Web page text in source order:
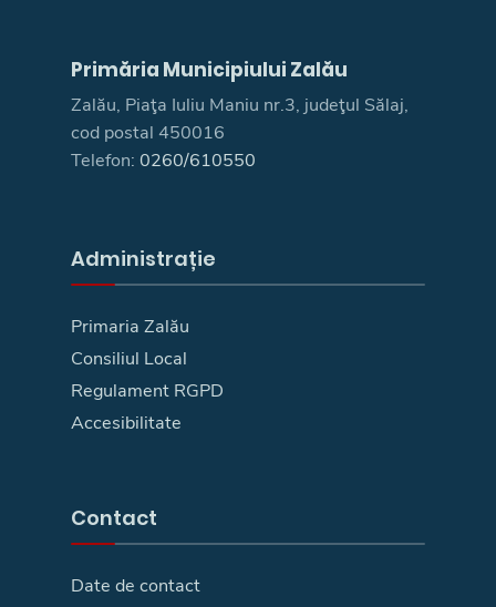
Primăria Municipiului Zalău
Zalău, Piaţa Iuliu Maniu nr.3, judeţul Sălaj,
cod postal 450016
Telefon: 0260/610550
Administrație
Primaria Zalău
Consiliul Local
Regulament RGPD
Accesibilitate
Contact
Date de contact